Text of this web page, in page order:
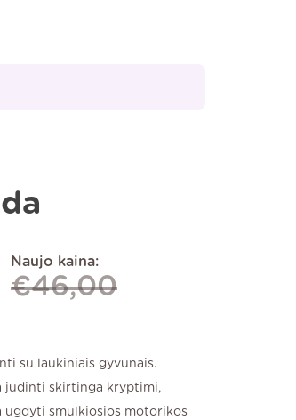
Naujo kaina:
€46,00
su laukiniais gyvūnais.
judinti skirtinga kryptimi,
ugdyti smulkiosios motorikos